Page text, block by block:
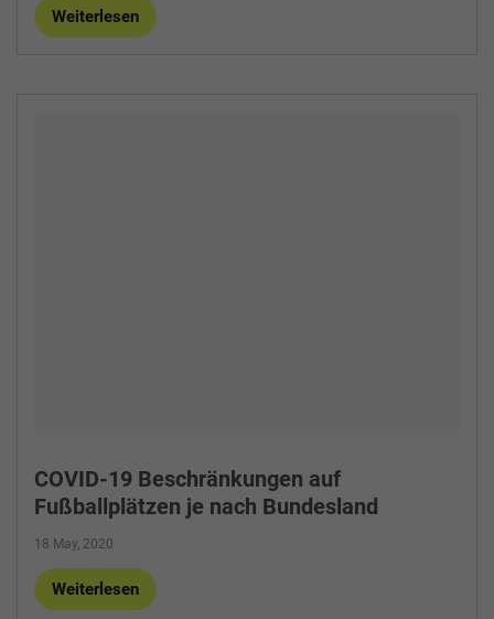
Weiterlesen
COVID-19 Beschränkungen auf
Fußballplätzen je nach Bundesland
18 May, 2020
Weiterlesen